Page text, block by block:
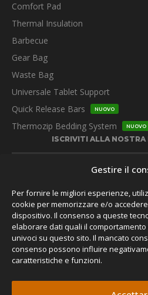
Gestire il
Per fornire le migliori esperienze,
cookie per memorizzare e/o
dispositivo. Il consenso a queste
elaborare dati quali il comportamento
univoci su questo sito. Il mancato
consenso possono influire
caratteristiche e funzioni.
Comfort Pad
Thermal Insulation
Barbecue
Gear Bag
Waste Bag
Universale Tablet Support
Quick Release Bars
NUOVO
Thermozip Bedding System NUOVO
ISCRIVITI ALLA
SEGUITECI